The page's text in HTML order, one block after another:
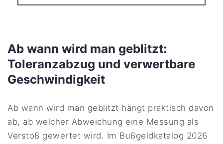
Ab wann wird man geblitzt:
Toleranzabzug und verwertbare
Geschwindigkeit
Ab wann wird man geblitzt hängt praktisch davon
ab, ab welcher Abweichung eine Messung als
Verstoß gewertet wird. Im Bußgeldkatalog 2026